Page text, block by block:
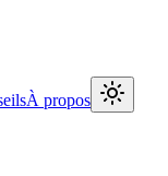
À propos